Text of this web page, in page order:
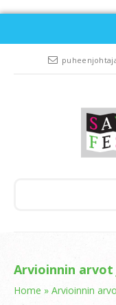
Arvioinnin
Home » Arvioinnin